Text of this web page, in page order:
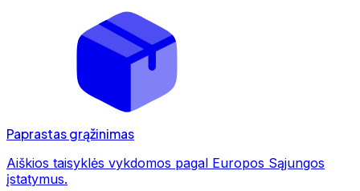
Paprastas grąžinimas
Aiškios taisyklės vykdomos pagal Europos Sąjungos
įstatymus.